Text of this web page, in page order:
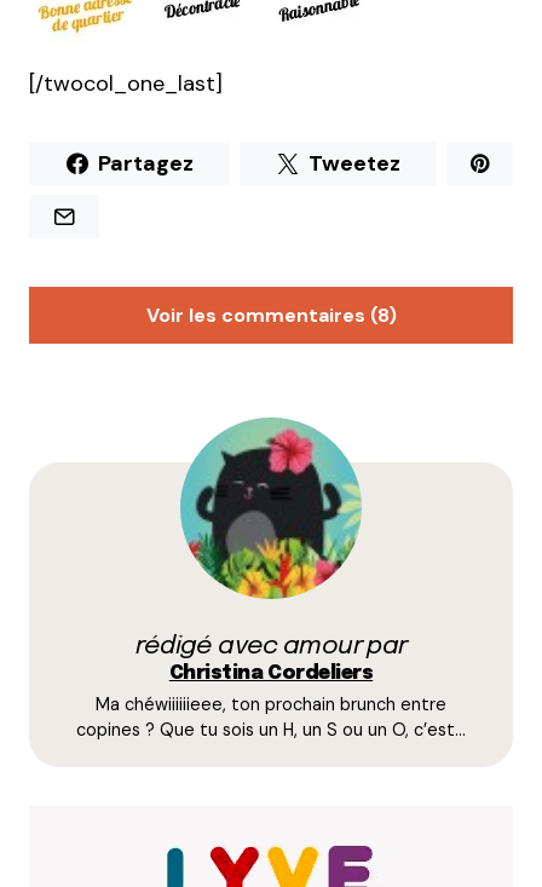
[/twocol_one_last]
Partagez Tweetez
Voir les commentaires (8)
Coucou, c’est la chieuse des coffee shop qui revient !
Café trop cher pour le quartier (et ce que c’est).
La sentence est irrévocable……… !
Isa, comme mentionné je trouve aussi que c’est
cher pour le quartier même si c’est dans la
lignée des prix pratiqués sur l’autre rive.
Christina Cordeliers
Sinon c’est juste un des 8312 coffee shops du
rédigé avec amour par
Christina Cordeliers
Ma chéwiiiiiieee, ton prochain brunch entre
copines ? Que tu sois un H, un S ou un O, c’est…